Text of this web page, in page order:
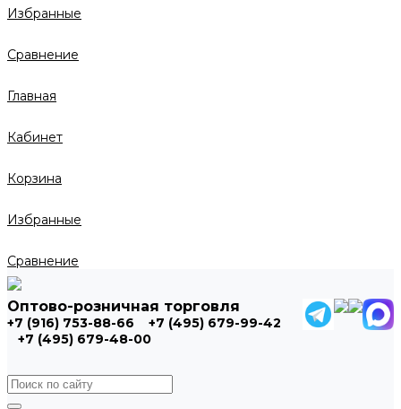
Избранные
Сравнение
Главная
Кабинет
Корзина
Избранные
Сравнение
Оптово-розничная торговля
+7 (916) 753-88-66
+7 (495) 679-99-42
+7 (495) 679-48-00